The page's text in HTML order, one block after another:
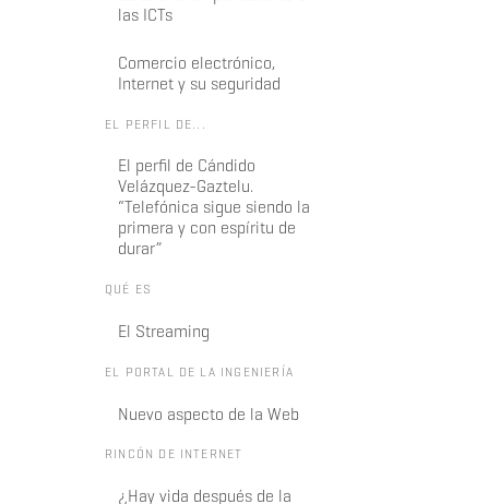
las ICTs
Comercio electrónico,
Internet y su seguridad
EL PERFIL DE...
El perfil de Cándido
Velázquez-Gaztelu.
“Telefónica sigue siendo la
primera y con espíritu de
durar”
QUÉ ES
El Streaming
EL PORTAL DE LA INGENIERÍA
Nuevo aspecto de la Web
RINCÓN DE INTERNET
¿Hay vida después de la